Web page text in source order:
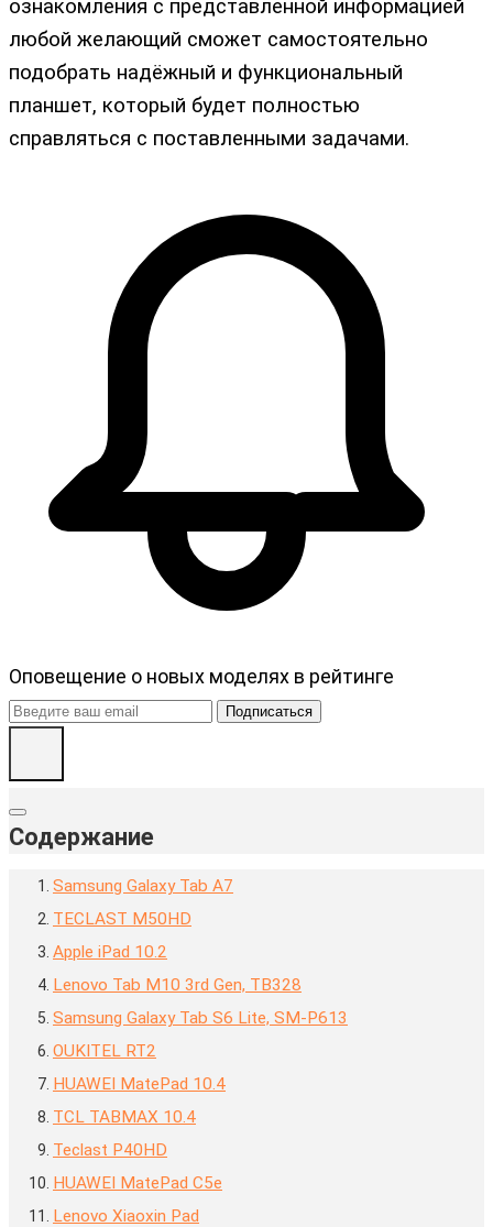
ознакомления с представленной информацией
любой желающий сможет самостоятельно
подобрать надёжный и функциональный
планшет, который будет полностью
справляться с поставленными задачами.
Оповещение о новых моделях в рейтинге
Подписаться
Содержание
Samsung Galaxy Tab A7
TECLAST M50HD
Apple iPad 10.2
Lenovo Tab M10 3rd Gen, TB328
Samsung Galaxy Tab S6 Lite, SM-P613
OUKITEL RT2
HUAWEI MatePad 10.4
TCL TABMAX 10.4
Teclast P40HD
HUAWEI MatePad C5e
Lenovo Xiaoxin Pad